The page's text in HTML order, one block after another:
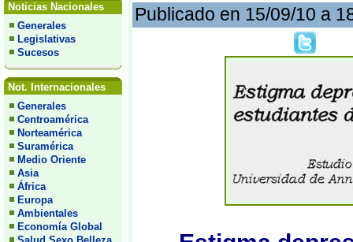
Noticias Nacionales
Generales
Legislativas
Sucesos
Not. Internacionales
Generales
Centroamérica
Norteamérica
Suramérica
Medio Oriente
Asia
África
Europa
Ambientales
Economía Global
Publicado en 15/09/10 a